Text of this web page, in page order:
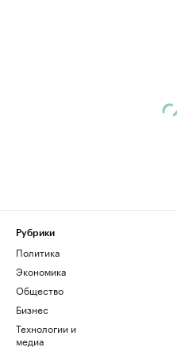
Рубрики
Политика
Экономика
Общество
Бизнес
Технологии и
медиа